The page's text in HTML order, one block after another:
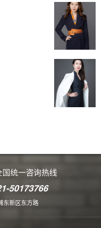
国统一咨询热线
50173766
东新区东方路